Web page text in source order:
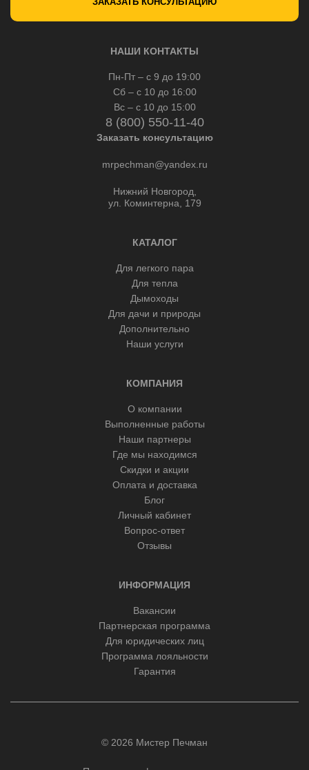
НАШИ КОНТАКТЫ
Пн-Пт – с 9 до 19:00
Сб – с 10 до 16:00
Вс – с 10 до 15:00
8 (800) 550-11-40
Заказать консультацию
mrpechman@yandex.ru
Нижний Новгород,
ул. Коминтерна, 179
КАТАЛОГ
Для легкого пара
Для тепла
Дымоходы
Для дачи и природы
Дополнительно
Наши услуги
КОМПАНИЯ
О компании
Выполненные работы
Наши партнеры
Где мы находимся
Скидки и акции
Оплата и доставка
Блог
Личный кабинет
Вопрос-ответ
Отзывы
ИНФОРМАЦИЯ
Вакансии
Партнерская программа
Для юридических лиц
Программа лояльности
Гарантия
© 2026 Мистер Печман